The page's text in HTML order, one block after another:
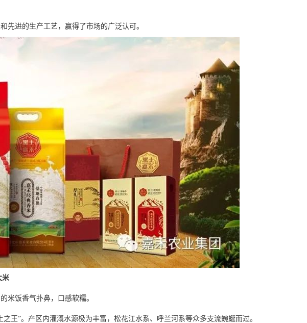
先进的生产工艺，赢得了市场的广泛认可。
米
米饭香气扑鼻，口感软糯。
王”。产区内灌溉水源极为丰富，松花江水系、呼兰河系等众多支流蜿蜒而过。